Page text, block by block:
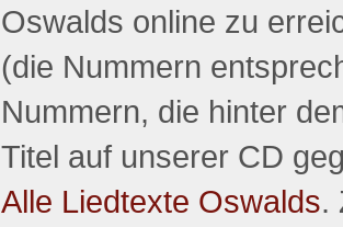
Oswalds online zu
(die Nummern
Nummern, die hinter
Titel auf unserer CD
Alle Liedtexte Oswalds.